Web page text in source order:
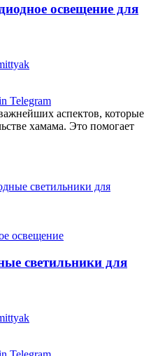
освещение для
Telegram
аспектов, которые
хамама. Это помогает
освещение
светильники для